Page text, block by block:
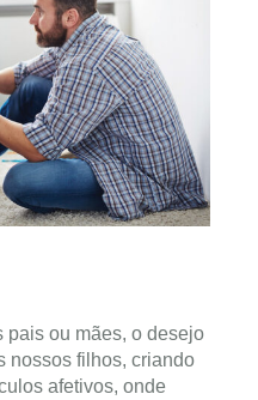
pais ou mães, o desejo
nossos filhos, criando
afetivos, onde